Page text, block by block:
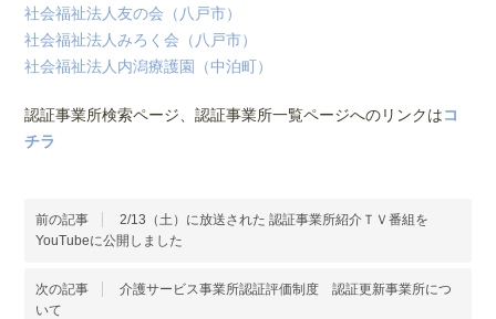
社会福祉法人友の会（八戸市）
社会福祉法人みろく会（八戸市）
社会福祉法人内潟療護園（中泊町）
認証事業所検索ページ、認証事業所一覧ページへのリンクはコ
チラ
前の記事
2/13（土）に放送された 認証事業所紹介ＴＶ番組を
YouTubeに公開しました
次の記事
介護サービス事業所認証評価制度 認証更新事業所につ
いて